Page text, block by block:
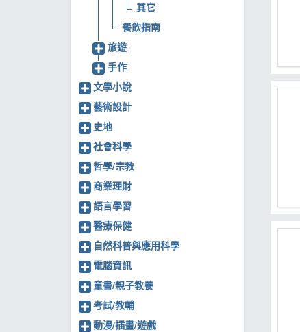
其它
餐飲指南
旅遊
手作
文學小說
藝術設計
史地
社會科學
哲學/宗教
商業理財
語言學習
醫療保健
自然科普與應用科學
電腦資訊
童書/親子教養
考試/教輔
動漫/插畫/遊戲